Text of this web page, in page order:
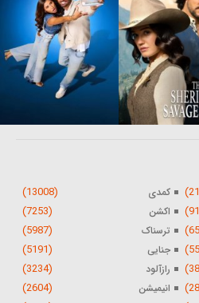
کمدی (13008)
اکشن (7253)
ترسناک (5987)
جنایی (5191)
رازآلود (3234)
انیمیشن (2604)